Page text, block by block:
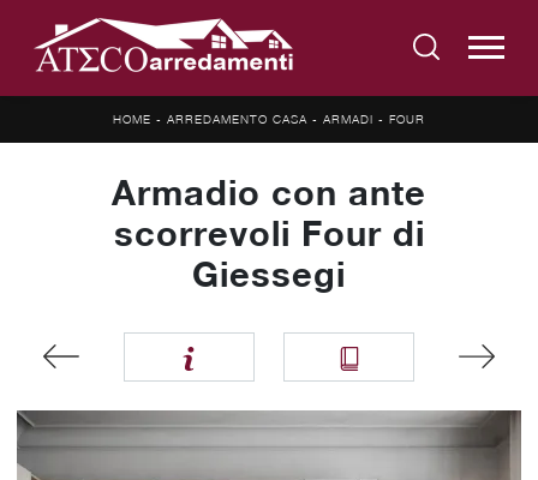
HOME - ARREDAMENTO CASA - ARMADI - FOUR
Armadio con ante
scorrevoli Four di
Giessegi